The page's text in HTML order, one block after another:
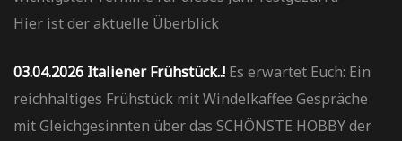
Hier ist der aktuelle Überblick
03.04.2026 Italiener Frühstück..! Es erwartet Euch: Ein
reichhaltiges Frühstück mit Windelkaffee Gespräche
mit Gleichgesinnten über das SCHÖNSTE HOBBY der